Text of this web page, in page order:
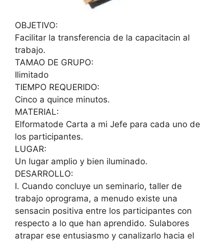
OBJETIVO:
Facilitar la transferencia de la capacitacin al
trabajo.
TAMAO DE GRUPO:
Ilimitado
TIEMPO REQUERIDO:
Cinco a quince minutos.
MATERIAL:
Elformatode Carta a mi Jefe para cada uno de
los participantes.
LUGAR:
Un lugar amplio y bien iluminado.
DESARROLLO:
I. Cuando concluye un seminario, taller de
trabajo oprograma, a menudo existe una
sensacin positiva entre los participantes con
respecto a lo que han aprendido. Sulabores
atrapar ese entusiasmo y canalizarlo hacia el